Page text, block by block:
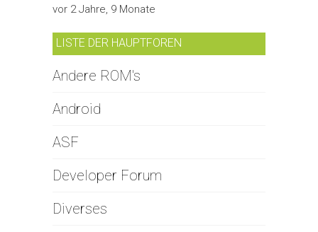
vor 2 Jahre, 9 Monate
LISTE DER HAUPTFOREN
Andere ROM's
Android
ASF
Developer Forum
Diverses